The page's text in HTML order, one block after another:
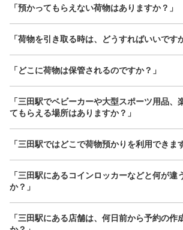
保管できる荷物数
0中:3/ ¥500小:20/ ¥400
支払い方法
現金
三田ステーションビルコイン
本日の営業時間:05:00〜01:00
お店で荷物の写真を
「預かってもらえない荷物はありますか？」
「荷物を引き取る時は、どうすればいいです
「どこに荷物は保管されるのですか？」
「三田駅でベビーカーや大型スポーツ用品、
てもらえる場所はありますか？」
「三田駅ではどこで荷物預かりを利用できま
「三田駅にあるコインロッカーなどと何が違
か？」
「三田駅にある店舗は、何日前から予約の作